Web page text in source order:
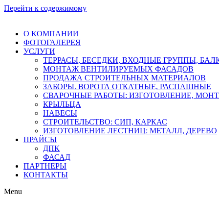
Перейти к содержимому
О КОМПАНИИ
ФОТОГАЛЕРЕЯ
УСЛУГИ
ТЕРРАСЫ, БЕСЕДКИ, ВХОДНЫЕ ГРУППЫ,
МОНТАЖ ВЕНТИЛИРУЕМЫХ ФАСАДОВ
ПРОДАЖА СТРОИТЕЛЬНЫХ МАТЕРИАЛОВ
ЗАБОРЫ. ВОРОТА ОТКАТНЫЕ, РАСПАШНЫЕ
СВАРОЧНЫЕ РАБОТЫ: ИЗГОТОВЛЕНИЕ,
КРЫЛЬЦА
НАВЕСЫ
СТРОИТЕЛЬСТВО: СИП, КАРКАС
ИЗГОТОВЛЕНИЕ ЛЕСТНИЦ: МЕТАЛЛ, ДЕРЕВО
ПРАЙСЫ
ДПК
ФАСАД
ПАРТНЕРЫ
КОНТАКТЫ
Menu